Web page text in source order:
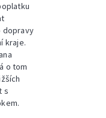
dopravy
kraje.
o tom
s